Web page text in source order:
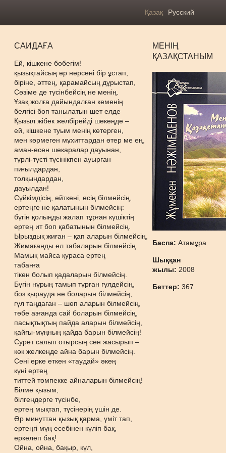
Қазақ Русский
САИДАҒА
Ей, кішкене бөбегім!
қызықтайсың әр нәрсені бір ұстап,
біріне, әттең, қарамайсың дұрыстап,
Сөзіме де түсінбейсің не менің.
Ұзақ жолға дайындалған кеменің
белгісі боп танылатын шет елде
Қызыл жібек желбірейді шекеңде –
ей, кішкене туым менің көтерген,
мен көрмеген мұхиттардан өтер ме ең,
аман-есен шекаралар дауынан,
түрлі-түсті түсінікпен ауырған
пиғылдардан,
толқындардан,
дауылдан!
Сүйкімдісің, өйткені, есің білмейсің,
ертеңге не қалатынын білмейсің:
бүгін қолыңды жалап тұрған күшіктің
ертең ит боп қабатынын білмейсің.
Ырыздық жиған – қап аларын білмейсің,
Жимағанды ел табаларын білмейсің.
Мамық майса қураса ертең
табанға
тікен болып қадаларын білмейсің.
Бүгін нұрың тамып тұрған гүлдейсің,
боз қырауда не боларын білмейсің,
гүл таңдаған – шөп аларын білмейсің,
төбе азғанда сай боларын білмейсің,
пасықтықтың пайда аларын білмейсің,
қайғы-мұңның қайда барын білмейсің!
Сурет салып отырсың сен жасырып –
көк желкеңде айна барын білмейсің.
Сені ерке еткен «таудай» әкең
күні ертең
титтей төмпекке айналарын білмейсің!
Білме қызым,
білгендерге түсінбе,
ертең мықтап, түсінерің үшін де.
Әр минуттан қызық қарма, үміт тап,
ертеңгі мұң есебінен күліп бақ,
еркелеп бақ!
Ойна, ойна, бақыр, күл,
МЕНІҢ
ҚАЗАҚСТАНЫМ
Баспа:Атамұра
Шыққан
жылы: 2008
Беттер:367